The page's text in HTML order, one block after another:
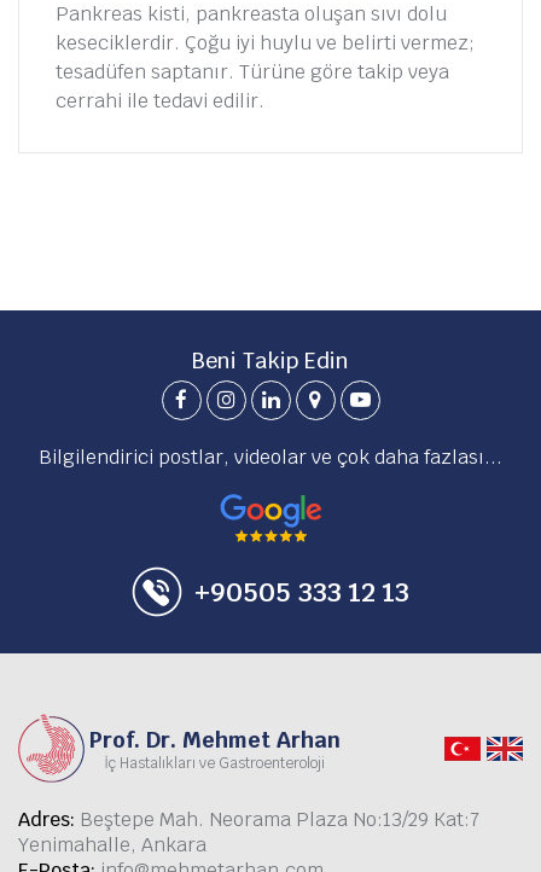
Pankreas kisti, pankreasta oluşan sıvı dolu
keseciklerdir. Çoğu iyi huylu ve belirti vermez;
tesadüfen saptanır. Türüne göre takip veya
cerrahi ile tedavi edilir.
Beni Takip Edin
Bilgilendirici postlar, videolar ve çok daha fazlası...
+90505 333 12 13
Prof. Dr. Mehmet Arhan
İç Hastalıkları ve Gastroenteroloji
Adres: Beştepe Mah. Neorama Plaza No:13/29 Kat:7
Yenimahalle, Ankara